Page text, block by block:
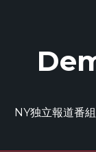
NY独立報道番組